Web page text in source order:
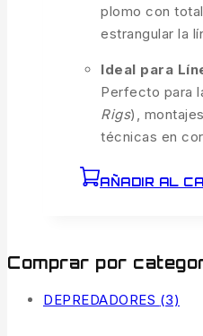
plomo con
estrangular la
Ideal para
Perfecto para
Rigs),
técnicas en
AÑADIR AL
Comprar por
DEPREDADORES (3)